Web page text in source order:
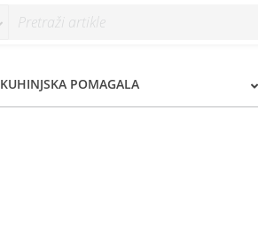
KUHINJSKA POMAGALA